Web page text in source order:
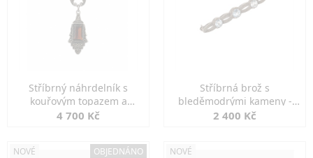
Stříbrný náhrdelník s
kouřovým topazem a
markazity
4 700 Kč
Stříbrná brož s
bleděmodrými kameny -
jemná elegance
2 400 Kč
NOVÉ OBJEDNÁNO NOVÉ